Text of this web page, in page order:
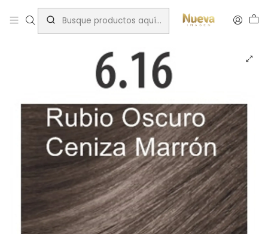
Inicio Cromatone TINTURA CROMATONE BEIGE 60 ML 6.16